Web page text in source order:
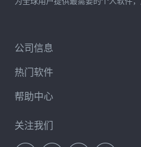
公司信息
热门软件
帮助中心
关注我们